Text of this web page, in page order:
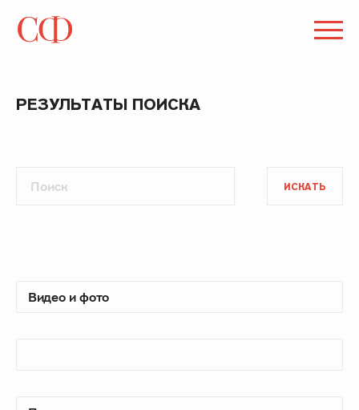
РЕЗУЛЬТАТЫ ПОИСКА
ИСКАТЬ